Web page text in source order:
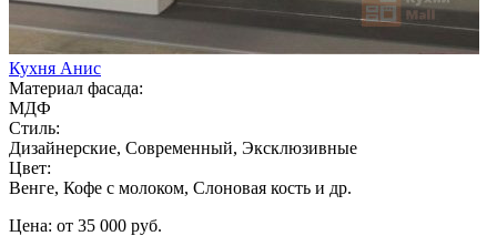
Кухня Анис
Материал фасада:
МДФ
Стиль:
Дизайнерские, Современный, Эксклюзивные
Цвет:
Венге, Кофе с молоком, Слоновая кость и др.
Цена: от 35 000 руб.